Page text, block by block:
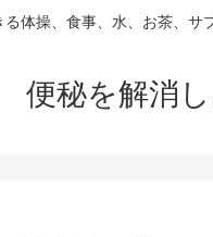
体操、食事、水、お茶、サ
便秘を解消し